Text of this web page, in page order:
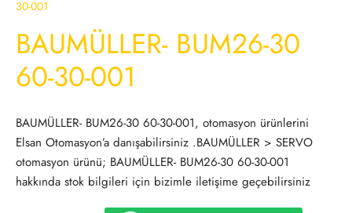
30-001
BAUMÜLLER- BUM26-30
60-30-001
BAUMÜLLER- BUM26-30 60-30-001, otomasyon ürünlerini
Elsan Otomasyon’a danışabilirsiniz .BAUMÜLLER > SERVO
otomasyon ürünü; BAUMÜLLER- BUM26-30 60-30-001
hakkında stok bilgileri için bizimle iletişime geçebilirsiniz